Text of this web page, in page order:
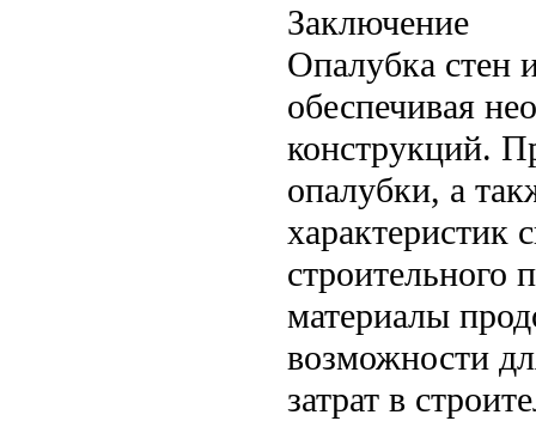
Заключение
Опалубка стен
обеспечивая
конструкций.
опалубки, а
характеристик
строительного
материалы
возможности
затрат в